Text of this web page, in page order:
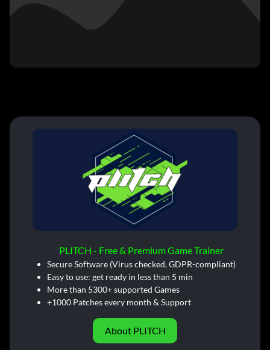
PLITCH - Free & Premium Game Trainer
Secure Software (Virus checked, GDPR-compliant)
Easy to use: get ready in less than 5 min
More than 5300+ supported Games
+1000 Patches every month & Support
About PLITCH